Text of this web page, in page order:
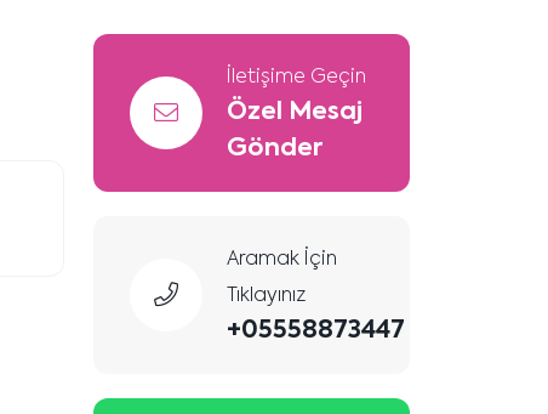
İletişime Geçin
Özel Mesaj
Gönder
Aramak İçin
Tıklayınız
+05558873447